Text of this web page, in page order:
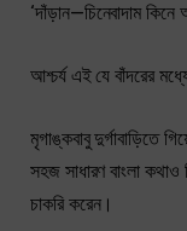
‘দাঁড়ান—চিনেবাদাম
আশ্চর্য এই যে বাঁদরের
মৃগাঙ্কবাবু দুর্গাবাড়িতে
সহজ সাধারণ বাংলা
চাকরি করেন।